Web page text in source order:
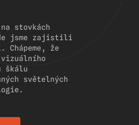
stovkách
jsme zajistili
Chápeme, že
škálu
světelných